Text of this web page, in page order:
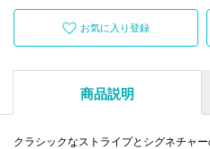
お気に入り登録
商品説明
クラシックなストライプとシグネチャ